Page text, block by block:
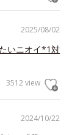
2025/08/02
いニオイ*1対
3512 view
2024/10/22